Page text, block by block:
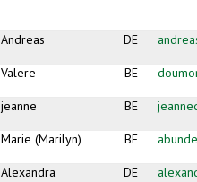
Andreas DE
Valere BE
jeanne BE
Marie (Marilyn) BE
Alexandra DE